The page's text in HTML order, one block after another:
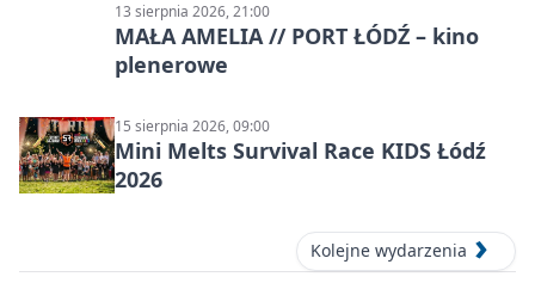
13 sierpnia 2026, 21:00
MAŁA AMELIA // PORT ŁÓDŹ – kino
plenerowe
15 sierpnia 2026, 09:00
Mini Melts Survival Race KIDS Łódź
2026
Kolejne wydarzenia